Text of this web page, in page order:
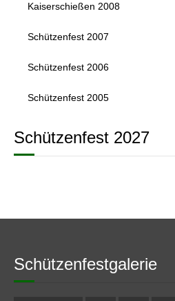
Kaiserschießen 2008
Schützenfest 2007
Schützenfest 2006
Schützenfest 2005
Schützenfest 2027
Schützenfestgalerie